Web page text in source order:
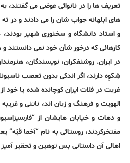
تعریف ها را در نانوائی عوضی می
های ابلهانه جواب شان را می دادند و در
و استاد دانشگاه و سخنوری شهیر بودند،
کارهائی که درخور شأن خود نمی دانستند
در ایران. روشنفکران، نویسندگان،
شِکوِه دارند، اگر اندکی بدون تعصب
غربت در فلات ایران کوچانده شده یا خود
الهویت و فرهنگ و زبان اند، ناتنی و
و دهات و خیابان هایشان از
مفتخرکردند، روستائی به نام “آخما قَیَه”
اهالی آن داستانی بس توهین و تحقیر